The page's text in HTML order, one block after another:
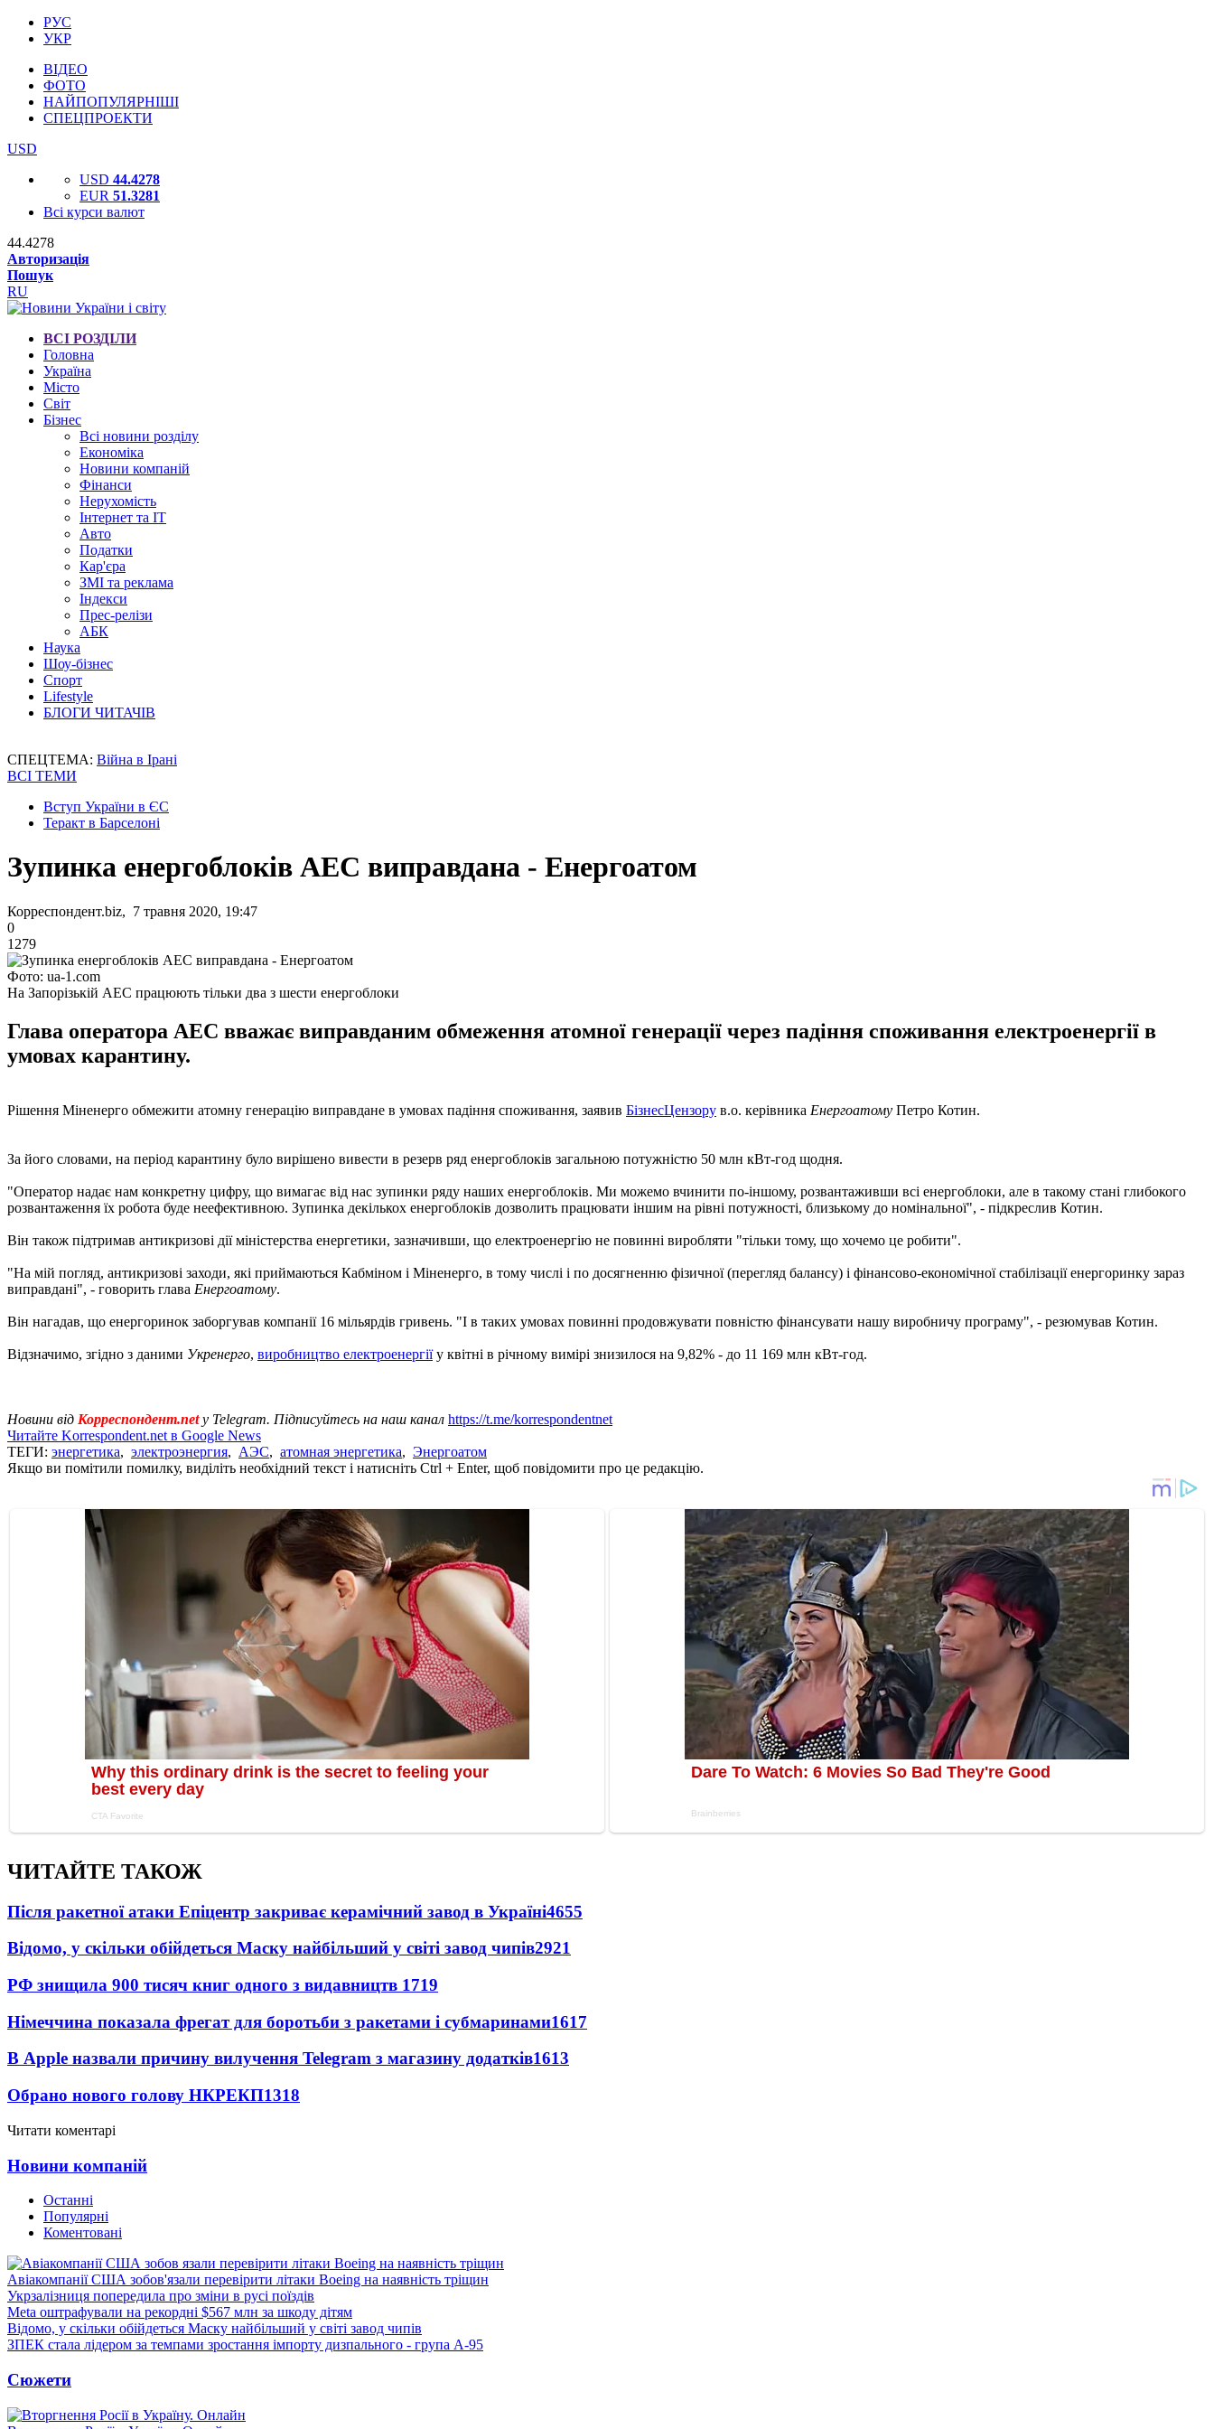
РУС
УКР
ВІДЕО
ФОТО
НАЙПОПУЛЯРНІШІ
СПЕЦПРОЕКТИ
USD
USD 44.4278
EUR 51.3281
Всі курси валют
44.4278
Авторизація
Пошук
RU
ВСІ РОЗДІЛИ
Головна
Україна
Місто
Світ
Бізнес
Всі новини розділу
Економіка
Новини компаній
Фінанси
Нерухомість
Інтернет та IT
Авто
Податки
Кар'єра
ЗМІ та реклама
Індекси
Прес-релізи
АБК
Наука
Шоу-бізнес
Спорт
Lifestyle
БЛОГИ ЧИТАЧІВ
СПЕЦТЕМА: Війна в Ірані
ВСІ ТЕМИ
Вступ України в ЄС
Теракт в Барселоні
Зупинка енергоблоків АЕС виправдана - Енергоатом
Корреспондент.biz, 7 травня 2020, 19:47
0
1279
Фото: ua-1.com
На Запорізькій АЕС працюють тільки два з шести енергоблоки
Глава оператора АЕС вважає виправданим обмеження атомної генерації через падіння споживання електроенергії в
умовах карантину.
Рішення Міненерго обмежити атомну генерацію виправдане в умовах падіння споживання, заявив БізнесЦензору в.о. керівника Енергоатому Петро Котин.
За його словами, на період карантину було вирішено вивести в резерв ряд енергоблоків загальною потужністю 50 млн кВт-год щодня.
"Оператор надає нам конкретну цифру, що вимагає від нас зупинки ряду наших енергоблоків. Ми можемо вчинити по-іншому, розвантаживши всі енергоблоки, але в такому стані глибокого
розвантаження їх робота буде неефективною. Зупинка декількох енергоблоків дозволить працювати іншим на рівні потужності, близькому до номінальної", - підкреслив Котин.
Він також підтримав антикризові дії міністерства енергетики, зазначивши, що електроенергію не повинні виробляти "тільки тому, що хочемо це робити".
"На мій погляд, антикризові заходи, які приймаються Кабміном і Міненерго, в тому числі і по досягненню фізичної (перегляд балансу) і фінансово-економічної стабілізації енергоринку зараз
виправдані", - говорить глава Енергоатому.
Він нагадав, що енергоринок заборгував компанії 16 мільярдів гривень. "І в таких умовах повинні продовжувати повністю фінансувати нашу виробничу програму", - резюмував Котин.
Відзначимо, згідно з даними Укренерго, виробництво електроенергіїу квітні в річному вимірі знизилося на 9,82% - до 11 169 млн кВт-год.
Новини від Корреспондент.net у Telegram. Підписуйтесь на наш канал https://t.me/korrespondentnet
Читайте Korrespondent.net в Google News
ТЕГИ: энергетика, электроэнергия, АЭС, атомная энергетика, Энергоатом
Якщо ви помітили помилку, виділіть необхідний текст і натисніть Ctrl + Enter, щоб повідомити про це редакцію.
ЧИТАЙТЕ ТАКОЖ
Після ракетної атаки Епіцентр закриває керамічний завод в Україні4655
Відомо, у скільки обійдеться Маску найбільший у світі завод чипів2921
РФ знищила 900 тисяч книг одного з видавництв 1719
Німеччина показала фрегат для боротьби з ракетами і субмаринами1617
В Apple назвали причину вилучення Telegram з магазину додатків1613
Обрано нового голову НКРЕКП1318
Читати коментарі
Новини компаній
Останні
Популярні
Коментовані
Авіакомпанії США зобов'язали перевірити літаки Boeing на наявність тріщин
Укрзалізниця попередила про зміни в русі поїздів
Meta оштрафували на рекордні $567 млн за шкоду дітям
Відомо, у скільки обійдеться Маску найбільший у світі завод чипів
ЗПЕК стала лідером за темпами зростання імпорту дизпального - група А-95
Сюжети